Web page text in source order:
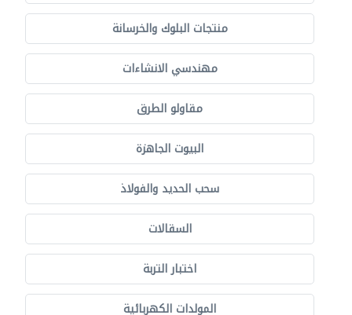
منتجات البلوك والخرسانة
مهندسي الانشاءات
مقاولو الطرق
البيوت الجاهزة
سحب الحديد والفولاذ
السقالات
اختبار التربة
المولدات الكهربائية